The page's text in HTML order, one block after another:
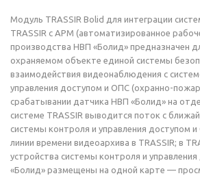
Модуль TRASSIR Bolid для интеграции
TRASSIR с АРМ (автоматизированное
производства НВП «Болид» предназначен
охраняемом объекте единой системы
взаимодействия видеонаблюдения с
управления доступом и ОПС (охранно-
срабатывании датчика НВП «Болид» на
системе TRASSIR выводится поток с
системы контроля и управления доступом
линии времени видеоархива в TRASSIR; в
устройства системы контроля и
«Болид» размещены на одной карте —